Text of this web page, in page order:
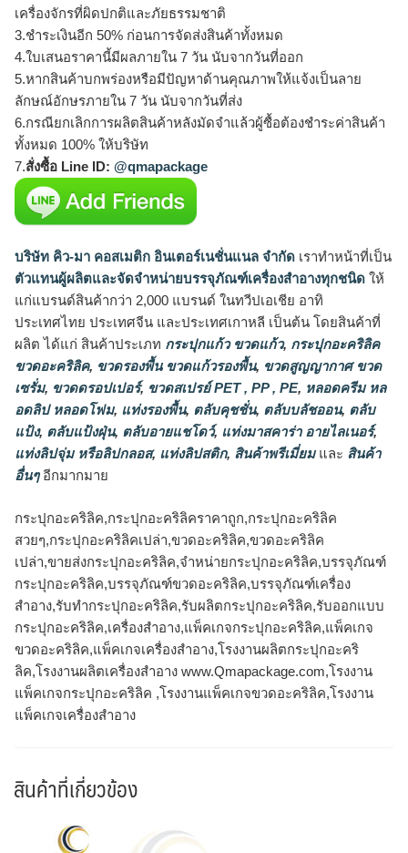
เครื่องจักรที่ผิดปกติและภัยธรรมชาติ
3.ชำระเงินอีก 50% ก่อนการจัดส่งสินค้าทั้งหมด
4.ใบเสนอราคานี้มีผลภายใน 7 วัน นับจากวันที่ออก
5.หากสินค้าบกพร่องหรือมีปัญหาด้านคุณภาพให้แจ้งเป็นลาย
ลักษณ์อักษรภายใน 7 วัน นับจากวันที่ส่ง
6.กรณียกเลิกการผลิตสินค้าหลังมัดจำแล้วผู้ซื้อต้องชำระค่าสินค้า
ทั้งหมด 100% ให้บริษัท
7.สั่งซื้อ Line ID: @qmapackage
บริษัท คิว-มา คอสเมติก อินเตอร์เนชั่นแนล จำกัด เราทำหน้าที่เป็น
ตัวแทนผู้ผลิตและจัดจำหน่ายบรรจุภัณฑ์เครื่องสำอางทุกชนิด ให้
แก่แบรนด์สินค้ากว่า 2,000 แบรนด์ ในทวีปเอเชีย อาทิ
ประเทศไทย ประเทศจีน และประเทศเกาหลี เป็นต้น โดยสินค้าที่
ผลิต ได้แก่ สินค้าประเภท กระปุกแก้ว ขวดแก้ว, กระปุกอะคริลิค
ขวดอะคริลิค, ขวดรองพื้น ขวดแก้วรองพื้น, ขวดสูญญากาศ ขวด
เซรั่ม, ขวดดรอปเปอร์, ขวดสเปรย์ PET , PP , PE, หลอดครีม หล
อดลิป หลอดโฟม, แท่งรองพื้น, ตลับคุชชั่น, ตลับบลัชออน, ตลับ
แป้ง, ตลับแป้งฝุ่น, ตลับอายแชโดว์, แท่งมาสคาร่า อายไลเนอร์,
แท่งลิปจุ่ม หรือลิปกลอส, แท่งลิปสติก, สินค้าพรีเมี่ยมและ สินค้า
อื่นๆอีกมากมาย
กระปุกอะคริลิค,กระปุกอะคริลิคราคาถูก,กระปุกอะคริลิค
สวยๆ,กระปุกอะคริลิคเปล่า,ขวดอะคริลิค,ขวดอะคริลิค
เปล่า,ขายส่งกระปุกอะคริลิค,จำหน่ายกระปุกอะคริลิค,บรรจุภัณฑ์
กระปุกอะคริลิค,บรรจุภัณฑ์ขวดอะคริลิค,บรรจุภัณฑ์เครื่อง
สำอาง,รับทำกระปุกอะคริลิค,รับผลิตกระปุกอะคริลิค,รับออกแบบ
กระปุกอะคริลิค,เครื่องสำอาง,แพ็คเกจกระปุกอะคริลิค,แพ็คเกจ
ขวดอะคริลิค,แพ็คเกจเครื่องสำอาง,โรงงานผลิตกระปุกอะคริ
ลิค,โรงงานผลิตเครื่องสำอาง www.Qmapackage.com,โรงงาน
แพ็คเกจกระปุกอะคริลิค ,โรงงานแพ็คเกจขวดอะคริลิค,โรงงาน
แพ็คเกจเครื่องสำอาง
สินค้าที่เกี่ยวข้อง